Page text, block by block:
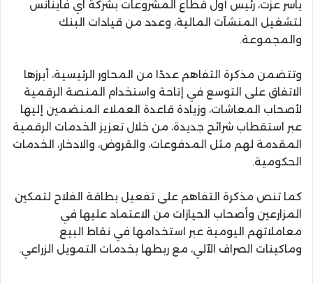
ياسر عزت، رئيس أول قطاع المشروعات بشركة اي فاينانس
لتشغيل المنشآت المالية، وعدد من قيادات البنك
والمجموعة.
وتتضمن مذكرة التفاهم عددًا من المحاور الرئيسية، أبرزها
الاتفاق على التوسع في إتاحة واستخدام المنصة الرقمية
لأصحاب المعاشات، وزيادة قاعدة العملاء المنضمين إليها
عبر استقطاب شرائح جديدة، من خلال تعزيز الخدمات الرقمية
المقدمة لهم مثل المدفوعات، والقروض، والادخار، الخدمات
الحكومية.
كما تنص مذكرة التفاهم على تفعيل بطاقة الفلاح لتمكين
المزارعين وأصحاب الحيازات من الاعتماد عليها في
معاملاتهم اليومية عبر استخدامها في نقاط البيع
وماكينات الصراف الآلي، مع ربطها بخدمات التمويل الزراعي.